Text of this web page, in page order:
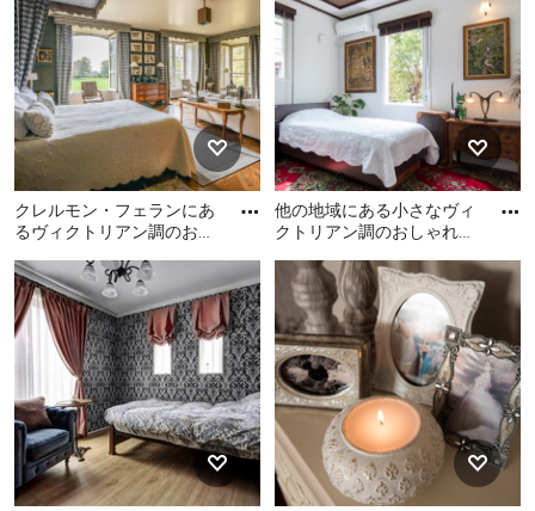
し、とびきりロマンチックにするもよし。日本や海外か
ら集められたおしゃれな寝室インテリア写真を参考に、
寝室の模様替えをしませんか。
ヴィクトリアン調の寝室のレイアウトで考えたいこと
おしゃれにしたい、かわいいファブリックを使いたい、
落ち着いた雰囲気の空間にしたいなど、普段あまり人を
招き入れることがないプライベートな寝室に求める機能
や条件はそれぞれあることでしょう。ただ、どんなレイ
アウトの寝室であっても共通して言えることは、“なる
べく部屋の構成要素を少なくする” ということです。寝
る直前に情報が多すぎると脳が休まらず、快眠できない
と言われていますが、ヴィクトリアン調の寝室のインテ
リアにおいても、そういった気遣いは必要になるでしょ
う。カラフルすぎる、あるいは柄がやけに目に留まる壁
紙や、明るすぎる電気、ごちゃごちゃとした印象の乱雑
なベッドルームでは、心も身体も休まるところがありま
クレルモン・フェランにあ
るヴィクトリアン調のおし
クレルモン・フェランにあ
るヴィクトリアン調のおし
ゃれな寝室
他の地域にある小さなヴィ
クトリアン調のおしゃれな
ト敷き、マルチカラーの床)
他の地域にある小さなヴィ
クトリアン調のおしゃれな
主寝室 (白い壁、カーペット
敷き、マルチカラーの床) の
レイアウト